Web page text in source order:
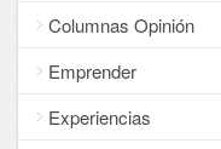
Columnas Opinión
Emprender
Experiencias